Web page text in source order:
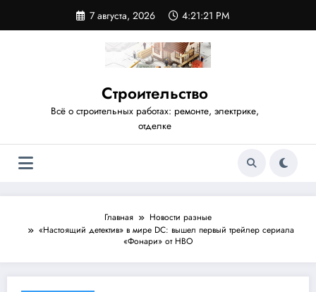
содержимому
7 августа, 2026 4:21:22 PM
Строительство
Всё о строительных работах: ремонте, электрике,
отделке
Главная
Новости разные
«Настоящий детектив» в мире DC: вышел первый трейлер сериала
«Фонари» от HBO